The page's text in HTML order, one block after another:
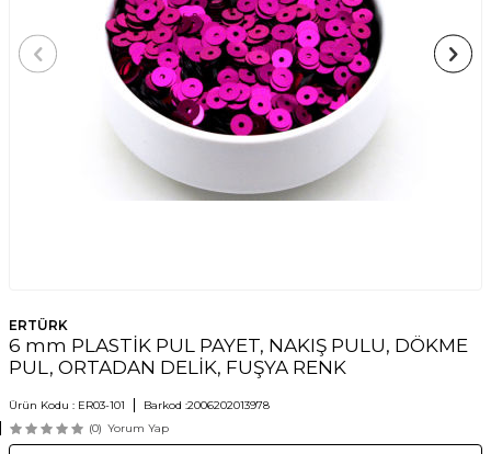
ERTÜRK
6 mm PLASTİK PUL PAYET, NAKIŞ PULU, DÖKME
PUL, ORTADAN DELİK, FUŞYA RENK
Ürün Kodu : ER03-101 Barkod :2006202013978
(0) Yorum Yap